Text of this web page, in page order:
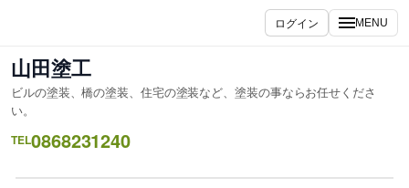
ログイン MENU
山田塗工
ビルの塗装、橋の塗装、住宅の塗装など、塗装の事ならお任せくださ
い。
TEL0868231240